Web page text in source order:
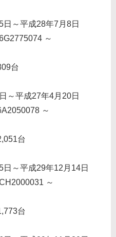
日～平成28年7月8日
～
台
～平成27年4月20日
～
台
日～平成29年12月14日
～
台